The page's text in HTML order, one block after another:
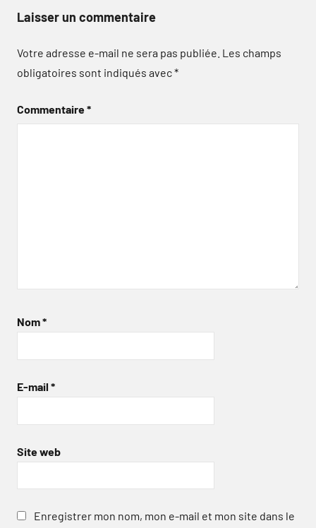
Laisser un commentaire
Votre adresse e-mail ne sera pas publiée. Les champs
obligatoires sont indiqués avec*
Commentaire*
Nom*
E-mail *
Site web
Enregistrer mon nom, mon e-mail et mon site dans le